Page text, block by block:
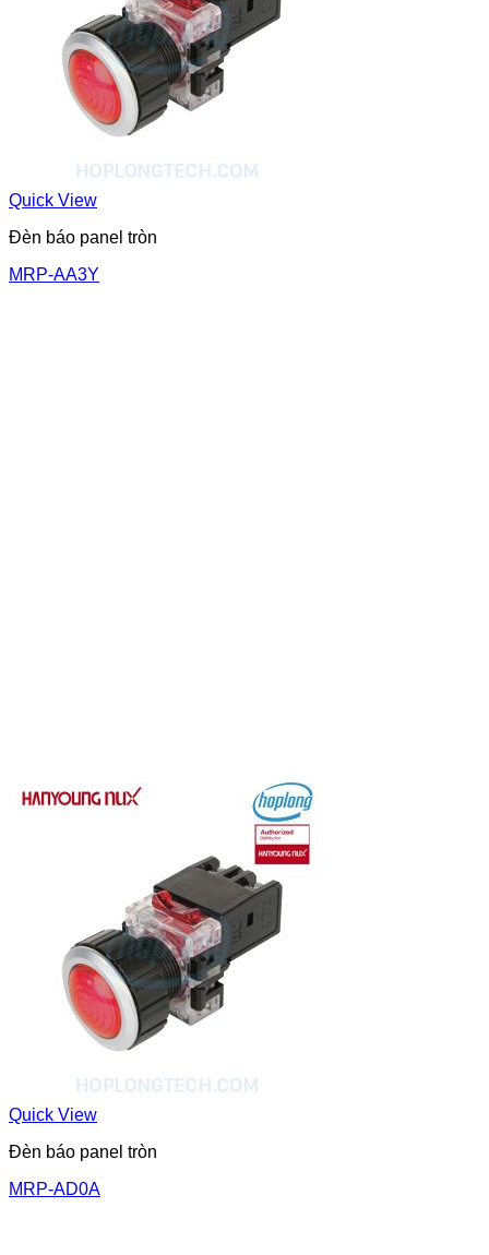
Quick View
Đèn báo panel tròn
MRP-AA3Y
Quick View
Đèn báo panel tròn
MRP-AD0A